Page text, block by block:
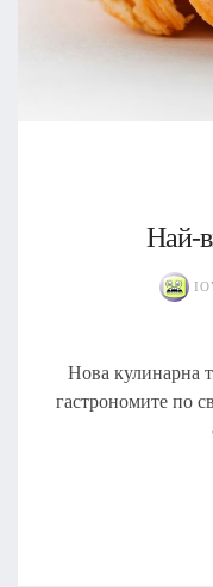
Най-
Нова кулинарна
гастрономите по